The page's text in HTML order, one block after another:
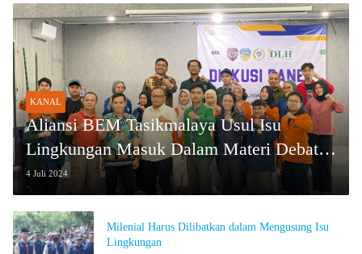
KANAL
Aliansi BEM Tasikmalaya Usul Isu
Lingkungan Masuk Dalam Materi Debat
Kandidat
4 Juli 2024
Milenial Harus Dilibatkan dalam Mengusung Isu
Lingkungan